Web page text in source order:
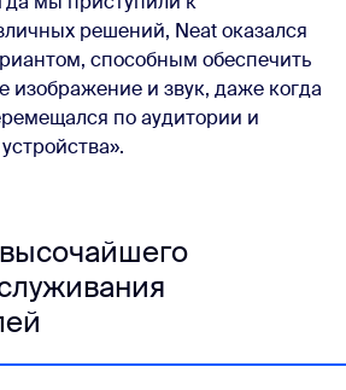
решений, Neat оказался
способным обеспечить
изображение и звук, даже когда
по аудитории и